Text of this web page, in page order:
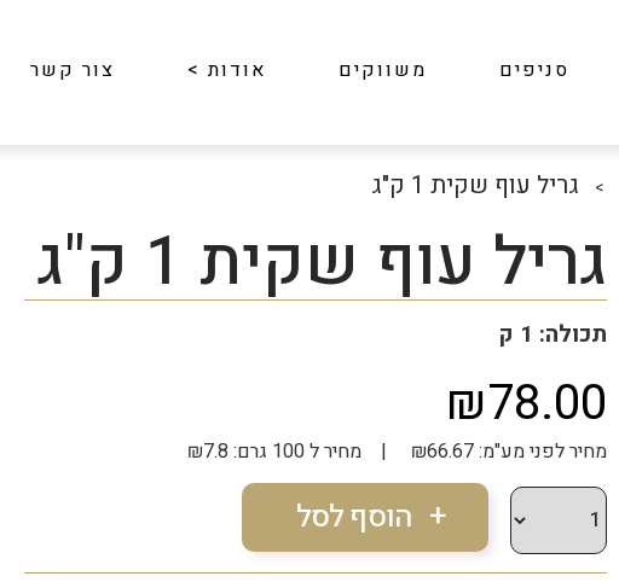
סניפים משווקים אודות> צור קשר
> גריל עוף שקית 1 ק"ג
גריל עוף שקית 1 ק"ג
תכולה: 1 ק
₪78.00
מחיר לפני מע"מ: ₪66.67 | מחיר ל 100 גרם: ₪7.8